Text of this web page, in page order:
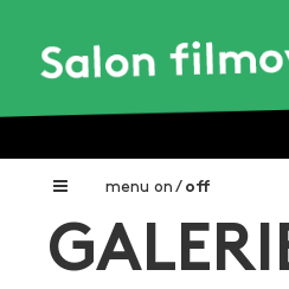
menu on / off
Home